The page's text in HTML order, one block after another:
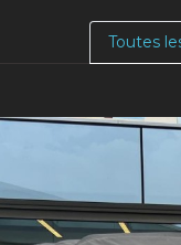
Toutes